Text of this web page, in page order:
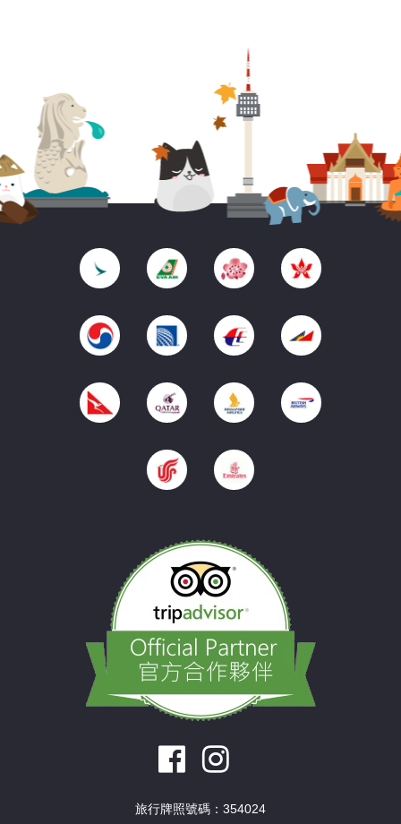
旅行牌照號碼：354024